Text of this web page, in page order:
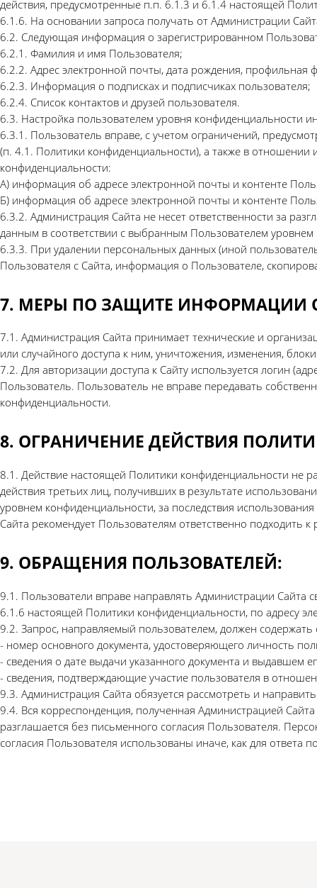
действия, предусмотренные п.п. 6.1.3 и 6.1.4 настоящей
6.1.6. На основании запроса получать от Администрации
6.2. Следующая информация о зарегистрированном
6.2.1. Фамилия и имя Пользователя;
6.2.2. Адрес электронной почты, дата рождения, профильная
6.2.3. Информация о подписках и подписчиках пользователя;
6.2.4. Список контактов и друзей пользователя.
6.3. Настройка пользователем уровня конфиденциальности
6.3.1. Пользователь вправе, с учетом ограничений,
(п. 4.1. Политики конфиденциальности), а также в
конфиденциальности:
А) информация об адресе электронной почты и контенте
Б) информация об адресе электронной почты и контенте
6.3.2. Администрация Сайта не несет ответственности за
данным в соответствии с выбранным Пользователем
6.3.3. При удалении персональных данных (иной
Пользователя с Сайта, информация о Пользователе,
7. МЕРЫ ПО ЗАЩИТЕ ИНФОРМАЦИИ
7.1. Администрация Сайта принимает технические и
или случайного доступа к ним, уничтожения, изменения,
7.2. Для авторизации доступа к Сайту используется логин
Пользователь. Пользователь не вправе передавать
конфиденциальности.
8. ОГРАНИЧЕНИЕ ДЕЙСТВИЯ
8.1. Действие настоящей Политики конфиденциальности не
действия третьих лиц, получивших в результате
уровнем конфиденциальности, за последствия
Сайта рекомендует Пользователям ответственно
9. ОБРАЩЕНИЯ ПОЛЬЗОВАТЕЛЕЙ:
9.1. Пользователи вправе направлять Администрации Сайта
6.1.6 настоящей Политики конфиденциальности, по адресу
9.2. Запрос, направляемый пользователем, должен
- номер основного документа, удостоверяющего личность
- сведения о дате выдачи указанного документа и выдавшем
- сведения, подтверждающие участие пользователя в
9.3. Администрация Сайта обязуется рассмотреть и
9.4. Вся корреспонденция, полученная Администрацией
разглашается без письменного согласия Пользователя.
согласия Пользователя использованы иначе, как для ответа